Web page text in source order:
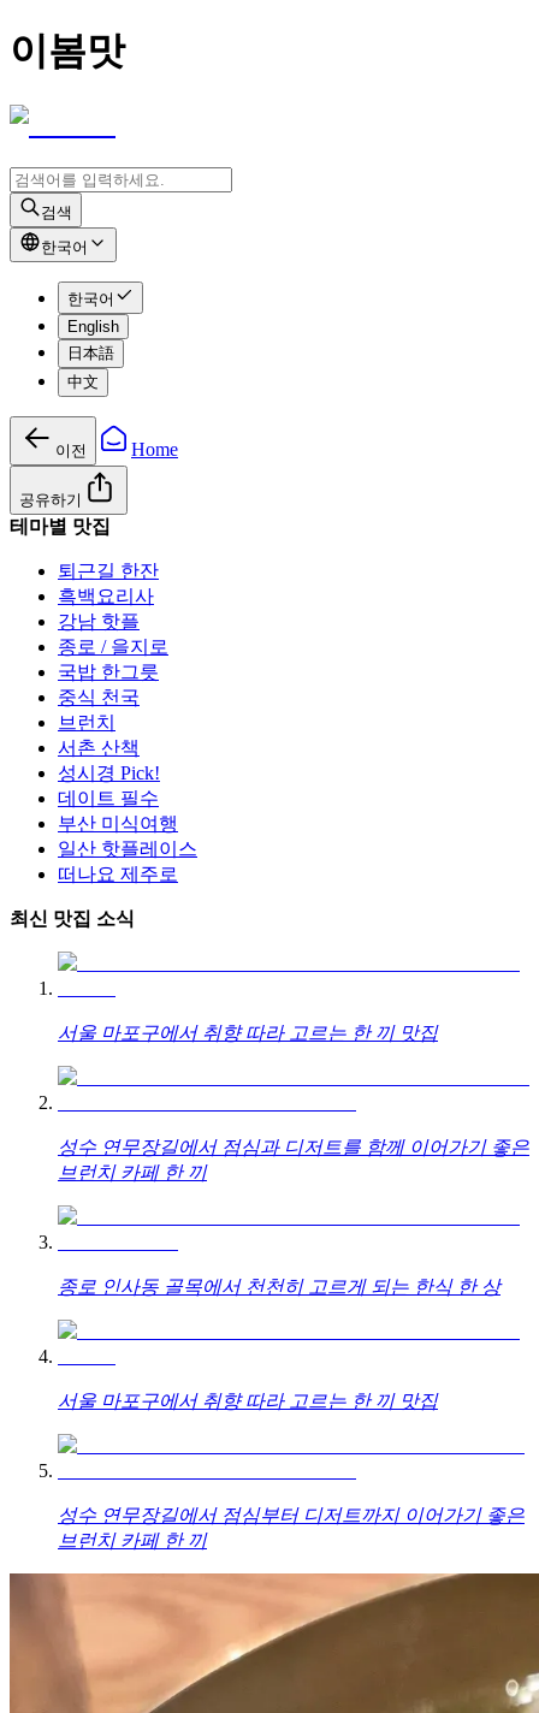
이봄맛
검색
한국어
한국어
English
日本語
中文
이전 Home
공유하기
테마별 맛집
퇴근길 한잔
흑백요리사
강남 핫플
종로 / 을지로
국밥 한그릇
중식 천국
브런치
서촌 산책
성시경 Pick!
데이트 필수
부산 미식여행
일산 핫플레이스
떠나요 제주로
최신 맛집 소식
서울 마포구에서 취향 따라 고르는 한 끼 맛집
성수 연무장길에서 점심과 디저트를 함께 이어가기 좋은
브런치 카페 한 끼
종로 인사동 골목에서 천천히 고르게 되는 한식 한 상
서울 마포구에서 취향 따라 고르는 한 끼 맛집
성수 연무장길에서 점심부터 디저트까지 이어가기 좋은
브런치 카페 한 끼